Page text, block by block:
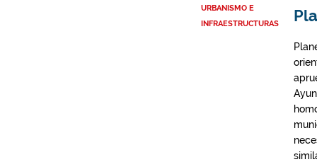
URBANISMO E
INFRAESTRUCTURAS